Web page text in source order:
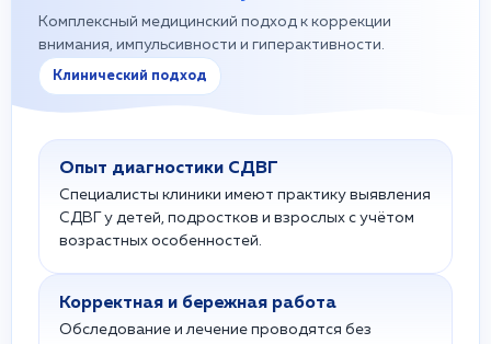
Комплексный медицинский подход к коррекции
внимания, импульсивности и гиперактивности.
Клинический подход
Опыт диагностики СДВГ
Специалисты клиники имеют практику выявления
СДВГ у детей, подростков и взрослых с учётом
возрастных особенностей.
Корректная и бережная работа
Обследование и лечение проводятся без